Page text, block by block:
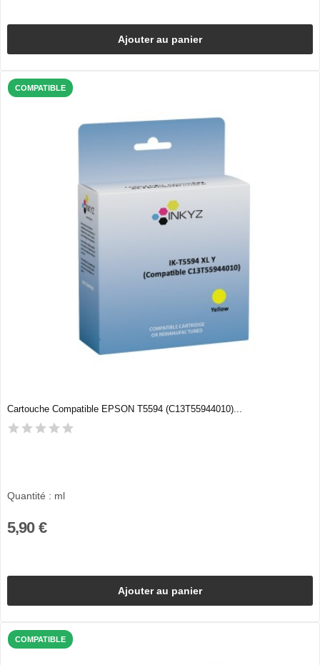
Ajouter au panier
COMPATIBLE
Cartouche Compatible EPSON T5594 (C13T55944010)...
Quantité : ml
5,90 €
Ajouter au panier
COMPATIBLE